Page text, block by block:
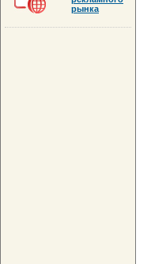
рынка